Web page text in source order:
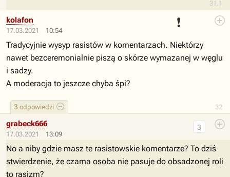
31.1
17.03.2021 10:54
❗
32
3 odpowiedzi
kolafon
Tradycyjnie wysyp rasistów w komentarzach. Niektórzy
nawet bezceremonialnie piszą o skórze wymazanej w węglu
i sadzy.
A moderacja to jeszcze chyba śpi?
17.03.2021 13:09
3
grabeck666
No a niby gdzie masz te rasistowskie komentarze? To dziś
stwierdzenie, że czarna osoba nie pasuje do obsadzonej roli
to rasizm?